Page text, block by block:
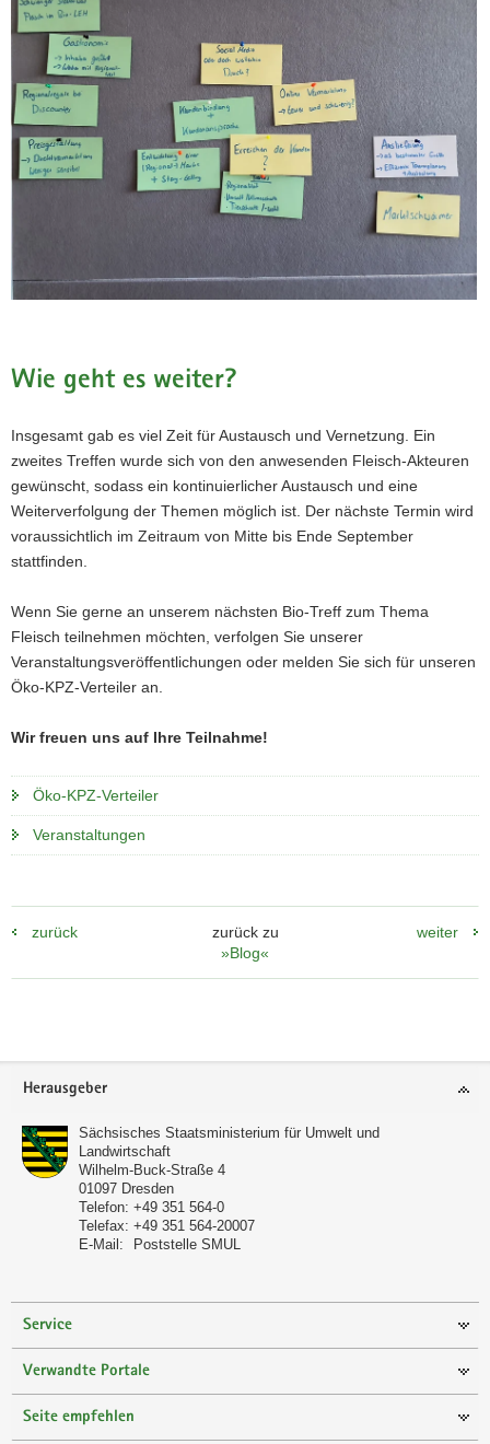
Wie geht es weiter?
Insgesamt gab es viel Zeit für Austausch und Vernetzung. Ein
zweites Treffen wurde sich von den anwesenden Fleisch-Akteuren
gewünscht, sodass ein kontinuierlicher Austausch und eine
Weiterverfolgung der Themen möglich ist. Der nächste Termin wird
voraussichtlich im Zeitraum von Mitte bis Ende September
stattfinden.
Wenn Sie gerne an unserem nächsten Bio-Treff zum Thema
Fleisch teilnehmen möchten, verfolgen Sie unserer
Veranstaltungsveröffentlichungen oder melden Sie sich für unseren
Öko-KPZ-Verteiler an.
Wir freuen uns auf Ihre Teilnahme!
Öko-KPZ-Verteiler
Veranstaltungen
zurück
zurück zu
»Blog«
weiter
Footer-
Herausgeber
Sächsisches Staatsministerium für Umwelt und
Landwirtschaft
Wilhelm-Buck-Straße 4
01097 Dresden
Telefon: +49 351 564-0
Telefax: +49 351 564-20007
E-Mail:
Poststelle SMUL
Service
Verwandte Portale
Seite empfehlen